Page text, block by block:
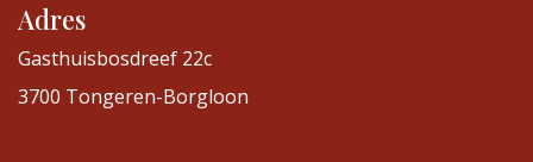
Adres
Gasthuisbosdreef 22c
3700 Tongeren-Borgloon